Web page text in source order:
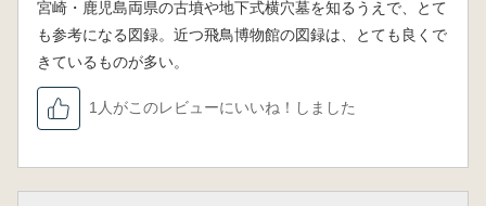
宮崎・鹿児島両県の古墳や地下式横穴墓を知るうえで、とて
も参考になる図録。近つ飛鳥博物館の図録は、とても良くで
きているものが多い。
1人がこのレビューにいいね！しました